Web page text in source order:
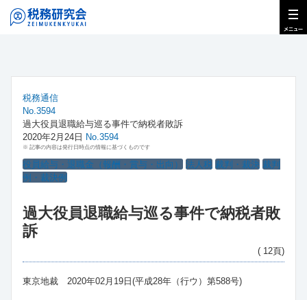
税務通信
No.3594
過大役員退職給与巡る事件で納税者敗訴
2020年2月24日 No.3594
※ 記事の内容は発行日時点の情報に基づくものです
役員給与・退職金（報酬・賞与・出向） 法人税 裁判・裁決 裁判
例・裁決例
過大役員退職給与巡る事件で納税者敗
訴
( 12頁)
東京地裁 2020年02月19日(平成28年（行ウ）第588号)